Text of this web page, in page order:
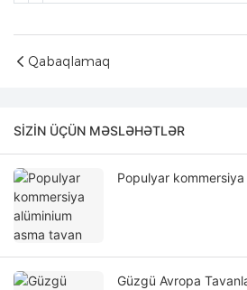
Qabaqlamaq
SIZIN ÜÇÜN MƏSLƏHƏTLƏR
Populyar
Güzgü Avropa